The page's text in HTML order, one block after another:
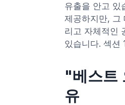
유출을 안고 있
제공하지만, 그
리고 자체적인
있습니다. 섹션
"베스트
유